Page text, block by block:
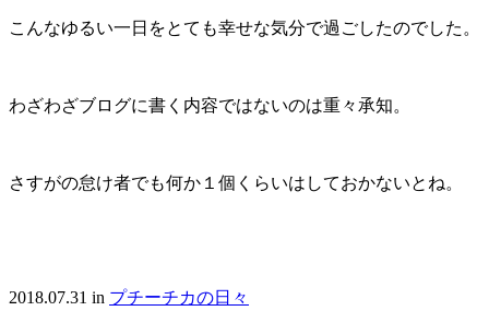
こんなゆるい一日をとても幸せな気分で過ごしたのでした。
わざわざブログに書く内容ではないのは重々承知。
さすがの怠け者でも何か１個くらいはしておかないとね。
2018.07.31 in プチーチカの日々